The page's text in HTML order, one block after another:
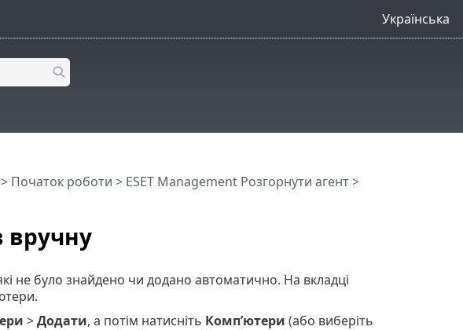
Українська
вручну
> Початок роботи > ESET Management Pозгорнути агент>
не було знайдено чи додано автоматично. На вкладці
>Додати, а потім натисніть Комп’ютери (або виберіть